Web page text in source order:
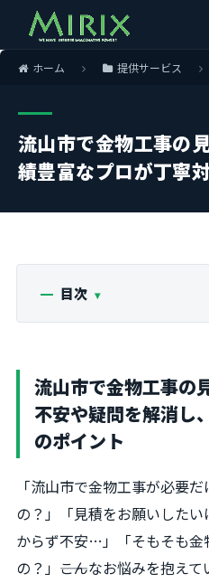
ホーム 提供サービス
流山市で金物工事の
績豊富なプロが丁寧
目次
流山市で金物工事の
不安や疑問を解消し
のポイント
「流山市で金物工事が必要
の？」「見積をお願いした
からず不安…」「そもそも金
の？」――こんなお悩みを抱え